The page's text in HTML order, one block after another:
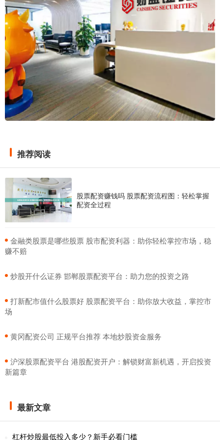
推荐阅读
股票配资赚钱吗 股票配资流程图：轻松掌握
配资全过程
​金融类股票是哪些股票 股市配资利器：助你轻松掌控市场，稳
赚不赔
​炒股开什么证券 邯郸股票配资平台：助力您的投资之路
​打新配市值什么股票好 股票配资平台：助你放大收益，掌控市
场
​黄冈配资公司 正规平台推荐 本地炒股资金服务
​沪深股票配资平台 港股配资开户：解锁财富新机遇，开启投资
新篇章
最新文章
杠杆炒股最低投入多少？新手必看门槛